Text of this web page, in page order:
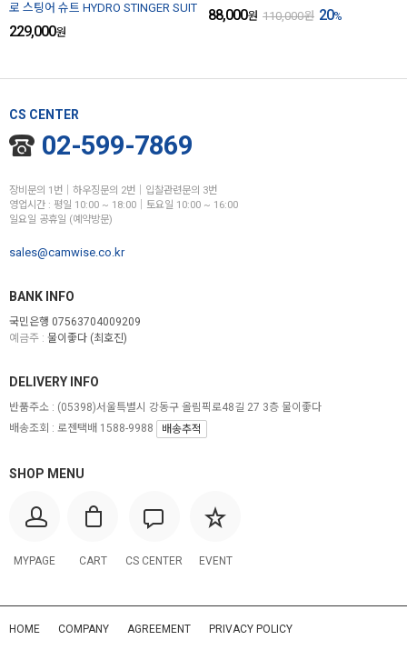
로 스팅어 슈트 HYDRO STINGER SUIT
229,000원
88,000원 110,000원 20%
CS CENTER
02-599-7869
장비문의 1번│하우징문의 2번│입찰관련문의 3번
영업시간 : 평일 10:00 ~ 18:00│토요일 10:00 ~ 16:00
일요일 공휴일 (예약방문)
sales@camwise.co.kr
BANK INFO
국민은행 07563704009209
예금주 : 물이좋다 (최호진)
SHOP MENU
MYPAGE CART CS CENTER EVENT
DELIVERY INFO
반품주소 : (05398)서울특별시 강동구 올림픽로48길 27 3층 물이좋다
배송조회 : 로젠택배 1588-9988
배송추적
HOME COMPANY AGREEMENT PRIVACY POLICY